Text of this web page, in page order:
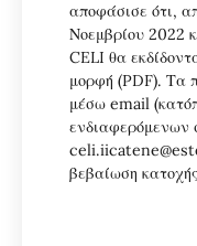
αποφάσισε ότι,
Νοεμβρίου 2022
CELI θα
μορφή (PDF). Τα
μέσω email
ενδιαφερόμενων
βεβαίωση